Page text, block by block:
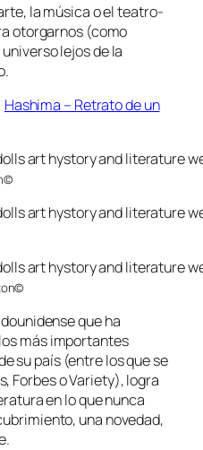
la música o el teatro-
otorgarnos (como
lejos de la
Hashima – Retrato de un
que ha
más importantes
su país (entre los que se
Forbes o Variety), logra
en lo que nunca
una novedad,